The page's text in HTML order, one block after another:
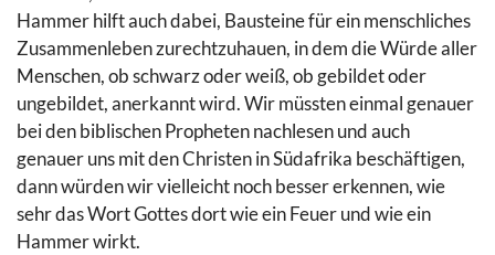
Hammer hilft auch dabei, Bausteine für ein menschliches
Zusammenleben zurechtzuhauen, in dem die Würde aller
Menschen, ob schwarz oder weiß, ob gebildet oder
ungebildet, anerkannt wird. Wir müssten einmal genauer
bei den biblischen Propheten nachlesen und auch
genauer uns mit den Christen in Südafrika beschäftigen,
dann würden wir vielleicht noch besser erkennen, wie
sehr das Wort Gottes dort wie ein Feuer und wie ein
Hammer wirkt.